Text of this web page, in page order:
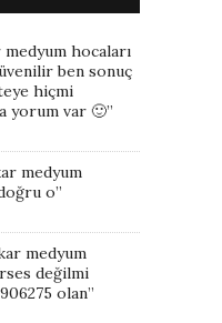
hocaları
ben sonuç
hiçmi
yorum var 🙂”
medyum
o”
medyum
değilmi
olan”